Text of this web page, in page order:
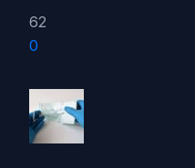
62
0